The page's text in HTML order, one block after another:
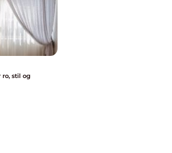
ro, stil og